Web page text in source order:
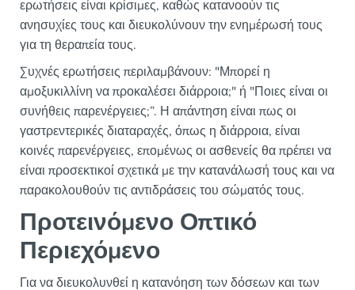
ερωτήσεις είναι κρίσιμες, καθώς κατανοούν τις
ανησυχίες τους και διευκολύνουν την ενημέρωσή τους
για τη θεραπεία τους.
Συχνές ερωτήσεις περιλαμβάνουν: "Μπορεί η
αμοξυκιλλίνη να προκαλέσει διάρροια;" ή "Ποιες είναι οι
συνήθεις παρενέργειες;”. Η απάντηση είναι πως οι
γαστρεντερικές διαταραχές, όπως η διάρροια, είναι
κοινές παρενέργειες, επομένως οι ασθενείς θα πρέπει να
είναι προσεκτικοί σχετικά με την κατανάλωσή τους και να
παρακολουθούν τις αντιδράσεις του σώματός τους.
Προτεινόμενο Οπτικό
Περιεχόμενο
Για να διευκολυνθεί η κατανόηση των δόσεων και των